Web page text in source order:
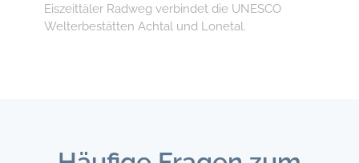
Eiszeittäler Radweg verbindet die UNESCO
Welterbestätten Achtal und Lonetal.